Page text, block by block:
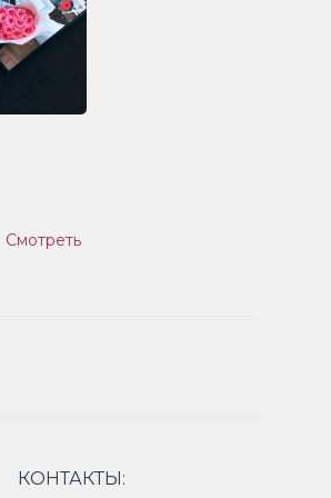
Смотреть
КОНТАКТЫ: